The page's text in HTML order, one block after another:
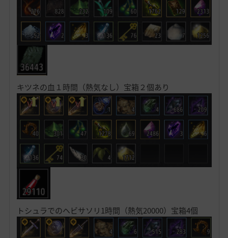
キツネの血１時間（熱気なし）宝箱２個あり
トシュラでのヘビサソリ1時間（熱気20000）宝箱4個